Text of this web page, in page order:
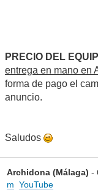
PRECIO DEL
entrega en mano en
forma de pago el
anuncio.
Saludos
Archidona (Málaga) -
m YouTube